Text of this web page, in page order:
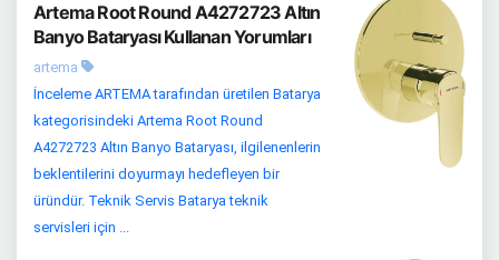
Artema Root Round A4272723 Altın
Banyo Bataryası Kullanan Yorumları
artema
İnceleme ARTEMA tarafından üretilen Batarya
kategorisindeki Artema Root Round
A4272723 Altın Banyo Bataryası, ilgilenenlerin
beklentilerini doyurmayı hedefleyen bir
üründür. Teknik Servis Batarya teknik
servisleri için ...